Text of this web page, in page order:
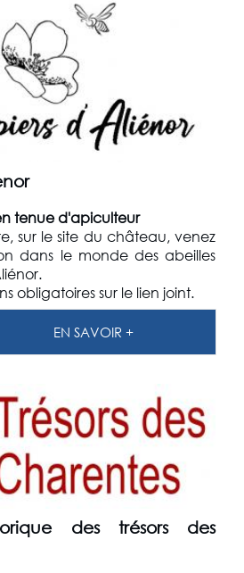
tenue d'apiculteur
sur le site du château, venez
dans le monde des abeilles
obligatoires sur le lien joint.
EN SAVOIR +
des trésors des